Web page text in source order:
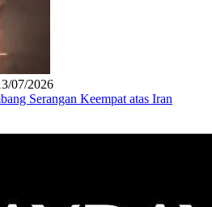
07/2026
Serangan Keempat atas Iran